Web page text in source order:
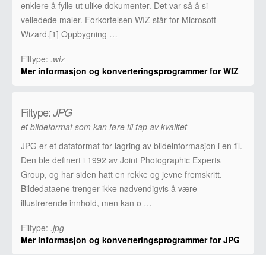
enklere å fylle ut ulike dokumenter. Det var så å si
veiledede maler. Forkortelsen WIZ står for Microsoft
Wizard.[1] Oppbygning …
Filtype: .wiz
Mer informasjon og konverteringsprogrammer for WIZ
Filtype:JPG
et bildeformat som kan føre til tap av kvalitet
JPG er et dataformat for lagring av bildeinformasjon i en fil.
Den ble definert i 1992 av Joint Photographic Experts
Group, og har siden hatt en rekke og jevne fremskritt.
Bildedataene trenger ikke nødvendigvis å være
illustrerende innhold, men kan o …
Filtype: .jpg
Mer informasjon og konverteringsprogrammer for JPG